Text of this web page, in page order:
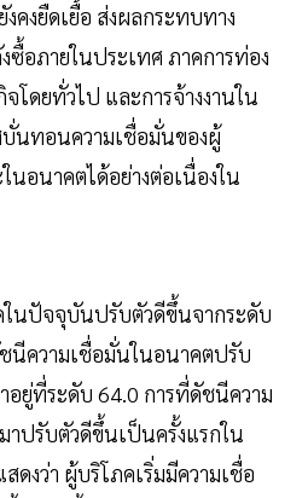
งคงยืดเยื้อ ส่งผลกระทบทาง
ซื้อภายในประเทศ ภาคการท่อง
โดยทั่วไป และการจ้างงานใน
บั่นทอนความเชื่อมั่นของผู้
อนาคตได้อย่างต่อเนื่องใน
ในปัจจุบันปรับตัวดีขึ้นจากระดับ
ความเชื่อมั่นในอนาคตปรับ
อยู่ที่ระดับ 64.0 การที่ดัชนีความ
ปรับตัวดีขึ้นเป็นครั้งแรกใน
ดงว่า ผู้บริโภคเริ่มมีความเชื่อ